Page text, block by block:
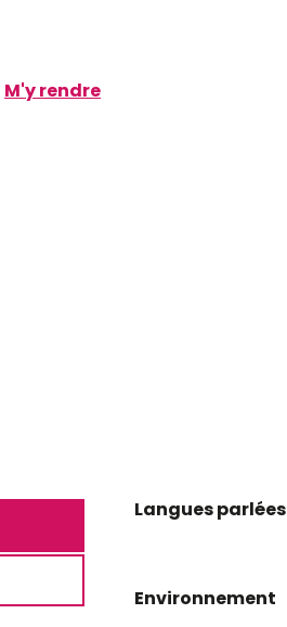
M'y rendre
Langues parlées
Langues parlées
Environnement
Environnement